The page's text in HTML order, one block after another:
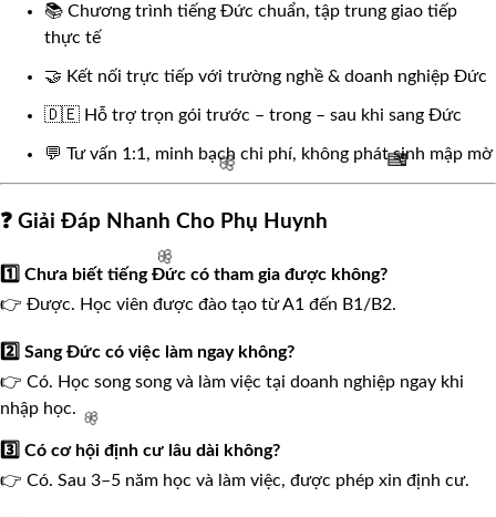
🧧
🌸
📚 Chương trình tiếng Đức chuẩn, tập trung giao tiếp
thực tế
🤝 Kết nối trực tiếp với trường nghề & doanh nghiệp Đức
🇩🇪 Hỗ trợ trọn gói trước – trong – sau khi sang Đức
💬 Tư vấn 1:1, minh bạch chi phí, không phát sinh mập mờ
❓ Giải Đáp Nhanh Cho Phụ Huynh
1️⃣ Chưa biết tiếng Đức có tham gia được không?
👉 Được. Học viên được đào tạo từ A1 đến B1/B2.
2️⃣ Sang Đức có việc làm ngay không?
👉 Có. Học song song và làm việc tại doanh nghiệp ngay khi
nhập học.
3️⃣ Có cơ hội định cư lâu dài không?
👉 Có. Sau 3–5 năm học và làm việc, được phép xin định cư.